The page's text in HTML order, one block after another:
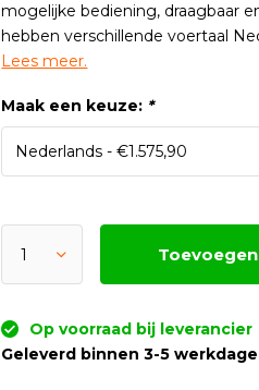
mogelijke bediening, draagbaar
hebben verschillende voertaal
Lees meer.
Maak een keuze: *
Op voorraad bij leverancier
Geleverd binnen 3-5